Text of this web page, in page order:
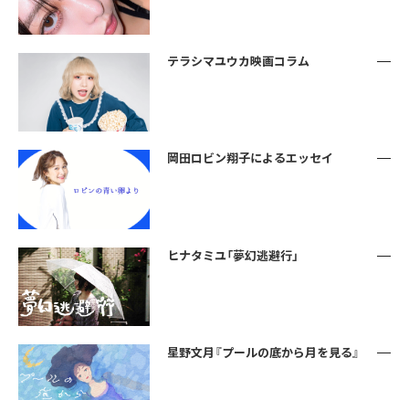
テラシマユウカ映画コラム
岡田ロビン翔子によるエッセイ
ヒナタミユ「夢幻逃避行」
星野文月『プールの底から月を見る』